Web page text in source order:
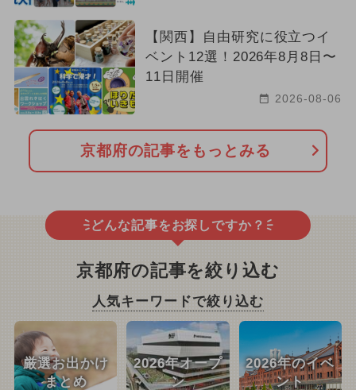
【関西】自由研究に役立つイ
ベント12選！2026年8月8日〜
11日開催
2026-08-06
京都府の記事をもっとみる
どんな記事をお探しですか？
京都府の記事を絞り込む
人気キーワードで絞り込む
厳選お出かけ
まとめ
2026年オープ
ン
2026年のイベ
ント